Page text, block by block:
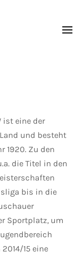
ist eine der
und besteht
1920. Zu den
die Titel in den
bis in die
Sportplatz, um
15 eine